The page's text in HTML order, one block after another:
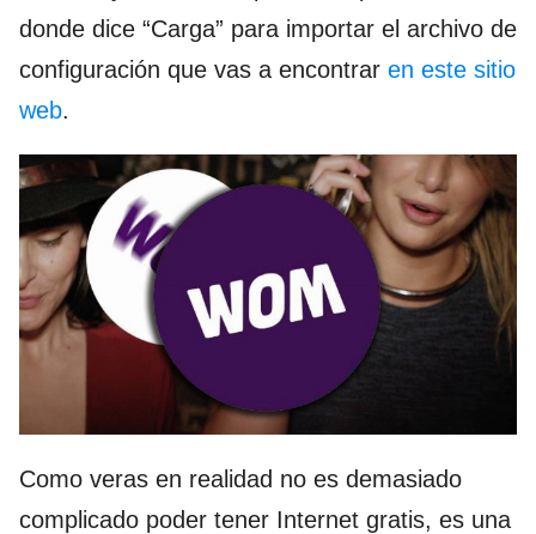
donde dice “Carga” para importar el archivo de
configuración que vas a encontrar en este sitio
web.
Como veras en realidad no es demasiado
complicado poder tener Internet gratis, es una